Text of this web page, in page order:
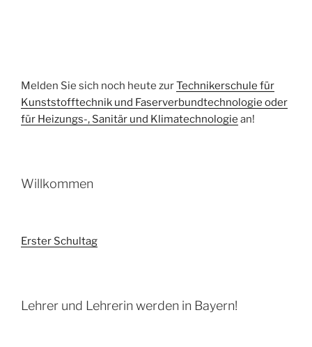
Melden Sie sich noch heute zurTechnikerschule für
Kunststofftechnik und Faserverbundtechnologie oder
für Heizungs-, Sanitär und Klimatechnologie an!
Willkommen
Erster Schultag
Lehrer und Lehrerin werden in Bayern!